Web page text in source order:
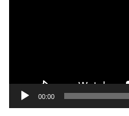
00:00